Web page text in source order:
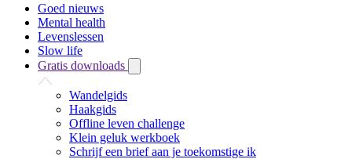
Goed nieuws
Mental health
Levenslessen
Slow life
Gratis downloads
Wandelgids
Haakgids
Offline leven challenge
Klein geluk werkboek
Schrijf een brief aan je toekomstige ik